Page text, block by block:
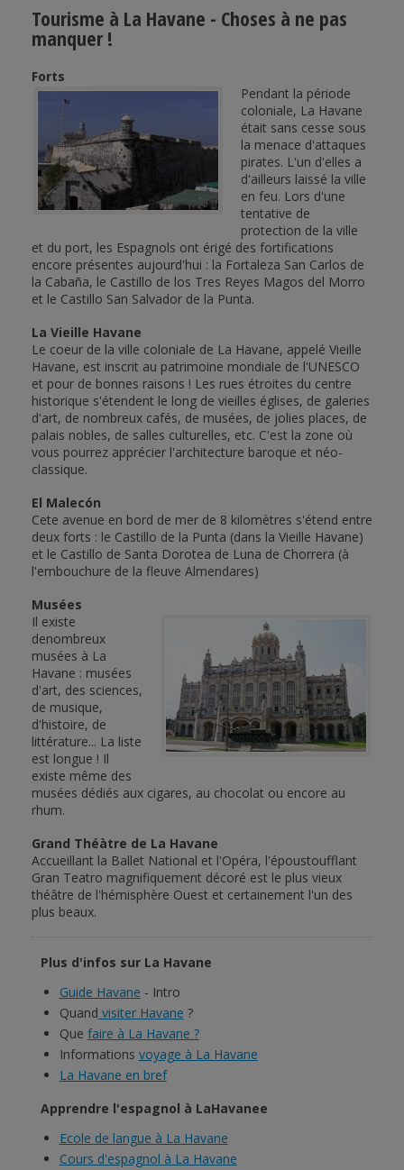
Tourisme à La Havane - Choses à ne pas
manquer !
Forts
Pendant la période
coloniale, La Havane
était sans cesse sous
la menace d'attaques
pirates. L'un d'elles a
d'ailleurs laissé la ville
en feu. Lors d'une
tentative de
protection de la ville
et du port, les Espagnols ont érigé des fortifications
encore présentes aujourd'hui : la Fortaleza San Carlos de
la Cabaña, le Castillo de los Tres Reyes Magos del Morro
et le Castillo San Salvador de la Punta.
La Vieille Havane
Le coeur de la ville coloniale de La Havane, appelé Vieille
Havane, est inscrit au patrimoine mondiale de l'UNESCO
et pour de bonnes raisons ! Les rues étroites du centre
historique s'étendent le long de vieilles églises, de galeries
d'art, de nombreux cafés, de musées, de jolies places, de
palais nobles, de salles culturelles, etc. C'est la zone où
vous pourrez apprécier l'architecture baroque et néo-
classique.
El Malecón
Cete avenue en bord de mer de 8 kilomètres s'étend entre
deux forts : le Castillo de la Punta (dans la Vieille Havane)
et le Castillo de Santa Dorotea de Luna de Chorrera (à
l'embouchure de la fleuve Almendares)
Musées
Il existe
denombreux
musées à La
Havane : musées
d'art, des sciences,
de musique,
d'histoire, de
littérature... La liste
est longue ! Il
existe même des
musées dédiés aux cigares, au chocolat ou encore au
rhum.
Grand Théàtre de La Havane
Accueillant la Ballet National et l'Opéra, l'époustoufflant
Gran Teatro magnifiquement décoré est le plus vieux
théâtre de l'hémisphère Ouest et certainement l'un des
plus beaux.
Plus d'infos sur La Havane
Guide Havane - Intro
Quand visiter Havane ?
Que faire à La Havane ?
Informations voyage à La Havane
La Havane en bref
Apprendre l'espagnol à LaHavanee
Ecole de langue à La Havane
Cours d'espagnol à La Havane